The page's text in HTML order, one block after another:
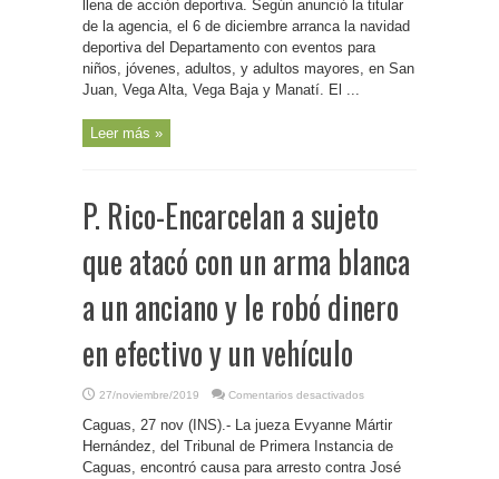
informa
DRD
llena de acción deportiva. Según anunció la titular
de la agencia, el 6 de diciembre arranca la navidad
deportiva del Departamento con eventos para
niños, jóvenes, adultos, y adultos mayores, en San
Juan, Vega Alta, Vega Baja y Manatí. El ...
Leer más »
P. Rico-Encarcelan a sujeto
que atacó con un arma blanca
a un anciano y le robó dinero
en efectivo y un vehículo
27/noviembre/2019 Comentarios desactivados
Rico-
Encarcelan
a
sujeto
que
Caguas, 27 nov (INS).- La jueza Evyanne Mártir
Hernández, del Tribunal de Primera Instancia de
Caguas, encontró causa para arresto contra José